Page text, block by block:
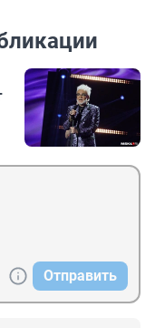
Отправить